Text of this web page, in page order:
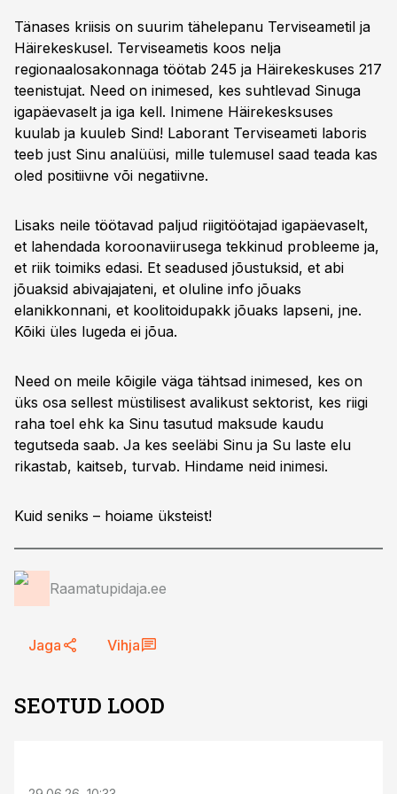
Tänases kriisis on suurim tähelepanu Terviseametil ja
Häirekeskusel. Terviseametis koos nelja
regionaalosakonnaga töötab 245 ja Häirekeskuses 217
teenistujat. Need on inimesed, kes suhtlevad Sinuga
igapäevaselt ja iga kell. Inimene Häirekesksuses
kuulab ja kuuleb Sind! Laborant Terviseameti laboris
teeb just Sinu analüüsi, mille tulemusel saad teada kas
oled positiivne või negatiivne.
Lisaks neile töötavad paljud riigitöötajad igapäevaselt,
et lahendada koroonaviirusega tekkinud probleeme ja,
et riik toimiks edasi. Et seadused jõustuksid, et abi
jõuaksid abivajajateni, et oluline info jõuaks
elanikkonnani, et koolitoidupakk jõuaks lapseni, jne.
Kõiki üles lugeda ei jõua.
Need on meile kõigile väga tähtsad inimesed, kes on
üks osa sellest müstilisest avalikust sektorist, kes riigi
raha toel ehk ka Sinu tasutud maksude kaudu
tegutseda saab. Ja kes seeläbi Sinu ja Su laste elu
rikastab, kaitseb, turvab. Hindame neid inimesi.
Kuid seniks – hoiame üksteist!
Raamatupidaja.ee
Jaga Vihja
SEOTUD LOOD